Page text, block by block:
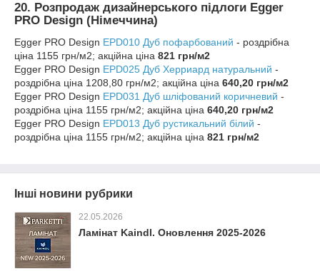
20. Розпродаж дизайнерського підлоги Egger
PRO Design (Німеччина)
Egger PRO Design EPD010 Дуб пофарбований - роздрібна
ціна 1155 грн/м2; акційна ціна 821 грн/м2
Egger PRO Design EPD025 Дуб Херриард натуральний -
роздрібна ціна 1208,80 грн/м2; акційна ціна 640,20 грн/м2
Egger PRO Design EPD031 Дуб шліфований коричневий -
роздрібна ціна 1155 грн/м2; акційна ціна 640,20 грн/м2
Egger PRO Design EPD013 Дуб рустикальний білий -
роздрібна ціна 1155 грн/м2; акційна ціна 821 грн/м2
Інші новини рубрики
22.05.2026
Ламінат Kaindl. Оновлення 2025-2026